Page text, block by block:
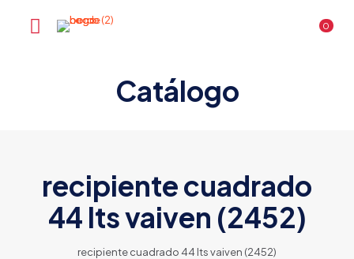
0
Catálogo
recipiente cuadrado
44 lts vaiven (2452)
recipiente cuadrado 44 lts vaiven (2452)